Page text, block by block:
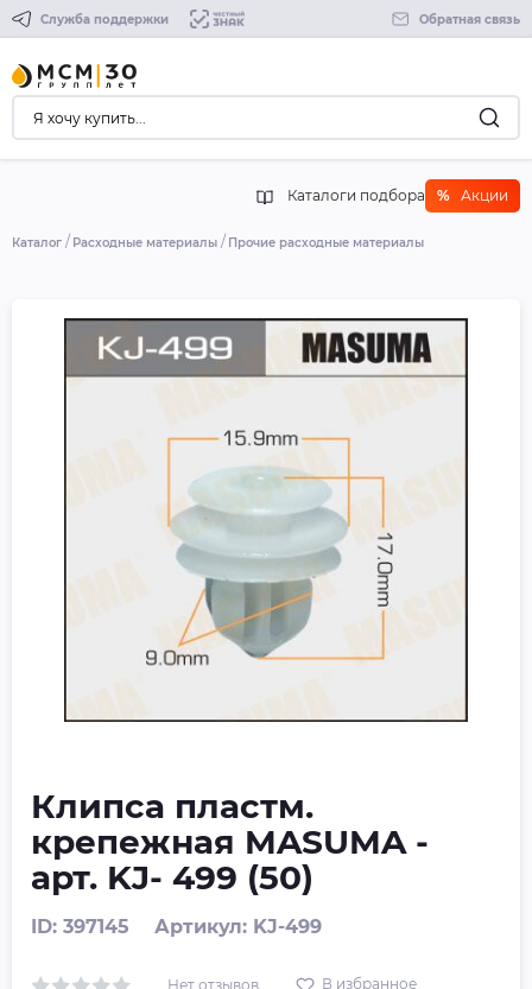
Служба поддержки Обратная связь
Каталоги подбора % Акции
Каталог Расходные материалы Прочие расходные материалы
Клипса пластм.
крепежная MASUMA -
арт. KJ- 499 (50)
ID: 397145 Артикул: KJ-499
Нет отзывов В избранное